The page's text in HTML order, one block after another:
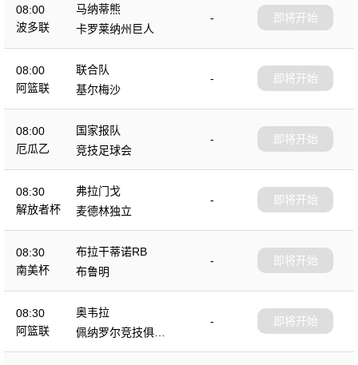
08:00
波多联
马纳蒂熊
-
卡罗莱纳州巨人
即将开始
08:00
阿篮联
联合队
-
基尔梅沙
即将开始
08:00
厄瓜乙
国家报队
-
竞技足球会
即将开始
08:30
解放者杯
弗拉门戈
-
麦德林独立
即将开始
08:30
南美杯
布拉干蒂诺RB
-
布鲁明
即将开始
08:30
阿篮联
奥韦拉
-
佩纳罗尔竞技俱乐
部
即将开始